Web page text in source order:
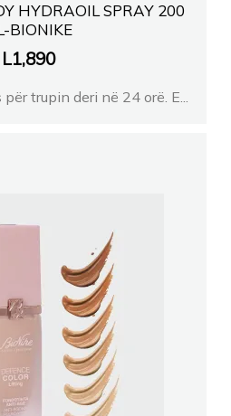
HYDRAOIL SPRAY 200
BIONIKE
L1,890
trupin deri në 24 orë. E...